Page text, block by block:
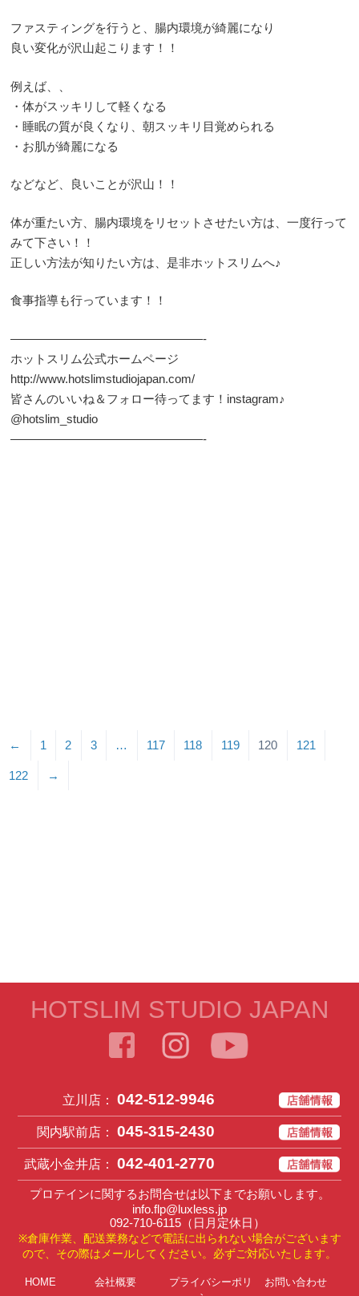
ファスティングを行うと、腸内環境が綺麗になり
良い変化が沢山起こります！！
例えば、、
・体がスッキリして軽くなる
・睡眠の質が良くなり、朝スッキリ目覚められる
・お肌が綺麗になる
などなど、良いことが沢山！！
体が重たい方、腸内環境をリセットさせたい方は、一度行って
みて下さい！！
正しい方法が知りたい方は、是非ホットスリムへ♪
食事指導も行っています！！
————————————————-
ホットスリム公式ホームページ
http://www.hotslimstudiojapan.com/
皆さんのいいね＆フォロー待ってます！instagram♪
@hotslim_studio
————————————————-
← 1 2 3 … 117 118 119 120 121
122 →
HOTSLIM STUDIO JAPAN
立川店： 042-512-9946
関内駅前店： 045-315-2430
武蔵小金井店： 042-401-2770
プロテインに関するお問合せは以下までお願いします。
info.flp@luxless.jp
092-710-6115（日月定休日）
※倉庫作業、配送業務などで電話に出られない場合がございます
ので、その際はメールしてください。必ずご対応いたします。
HOME 会社概要
プライバシーポリ
お問い合わせ